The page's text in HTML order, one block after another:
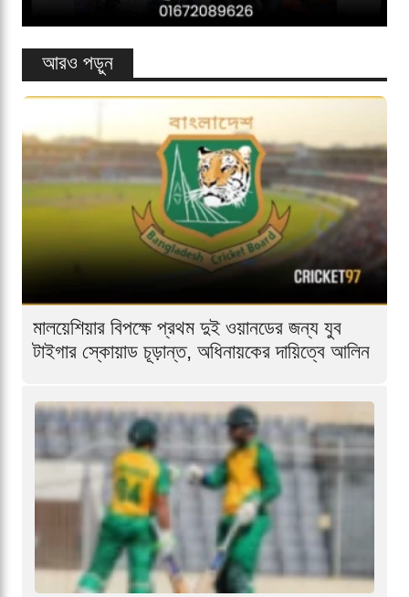
আরও পড়ুন
মালয়েশিয়ার বিপক্ষে প্রথম দুই ওয়ানডের জন্য যুব
টাইগার স্কোয়াড চূড়ান্ত, অধিনায়কের দায়িত্বে আলিন